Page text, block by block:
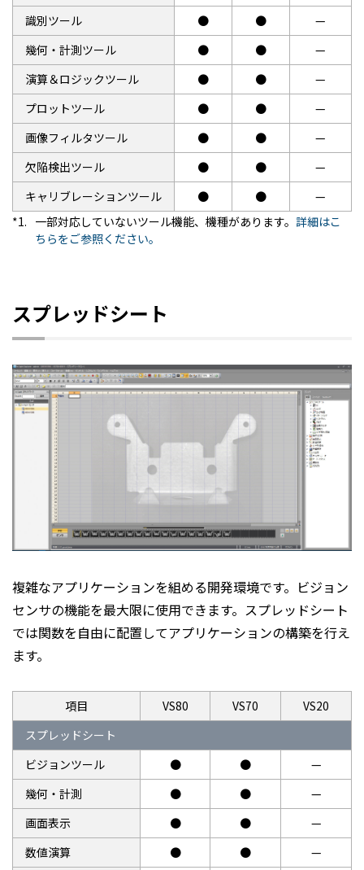
識別ツール ● ●
—
幾何・計測ツール
● ●
—
演算＆ロジックツール
● ●
—
プロットツール
● ●
—
画像フィルタツール
● ●
—
欠陥検出ツール
● ●
—
キャリブレーションツール
● ●
—
*1. 一部対応していないツール機能、機種があります。 詳細はこ
ちらをご参照ください。
スプレッドシート
複雑なアプリケーションを組める開発環境です。ビジョン
センサの機能を最大限に使用できます。スプレッドシート
では関数を自由に配置してアプリケーションの構築を行え
ます。
項目 VS80 VS70
VS20
スプレッドシート
ビジョンツール
● ●
—
幾何・計測
● ●
—
画面表示
● ●
—
数値演算
● ●
—